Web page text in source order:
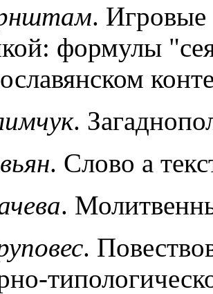
. Игровые
формулы
.
. Слово а
.
.